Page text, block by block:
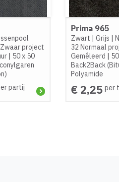
project
| 50 x 50
partij
Prima 965
Zwart | Grijs |
32 Normaal
Gemêleerd |
Back2Back
Polyamide
€ 2,25 per